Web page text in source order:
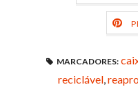
MARCADORES:
reciclável,